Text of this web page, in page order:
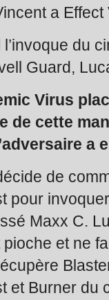
a Effect
du
Guard,
Virus
de cette
a
de
pour
Maxx C.
et ne
et Burner du